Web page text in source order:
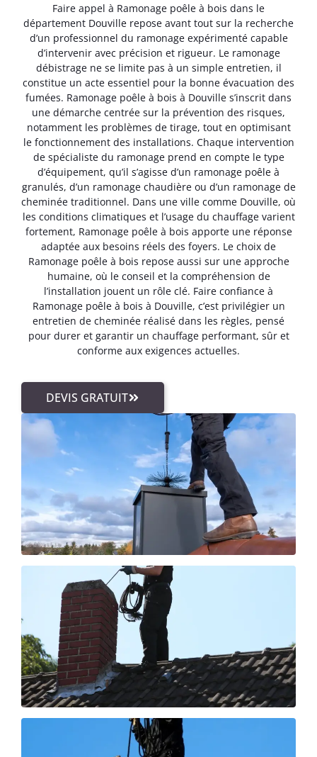
Faire appel à Ramonage poêle à bois dans le
département Douville repose avant tout sur la recherche
d’un professionnel du ramonage expérimenté capable
d’intervenir avec précision et rigueur. Le ramonage
débistrage ne se limite pas à un simple entretien, il
constitue un acte essentiel pour la bonne évacuation des
fumées. Ramonage poêle à bois à Douville s’inscrit dans
une démarche centrée sur la prévention des risques,
notamment les problèmes de tirage, tout en optimisant
le fonctionnement des installations. Chaque intervention
de spécialiste du ramonage prend en compte le type
d’équipement, qu’il s’agisse d’un ramonage poêle à
granulés, d’un ramonage chaudière ou d’un ramonage de
cheminée traditionnel. Dans une ville comme Douville, où
les conditions climatiques et l’usage du chauffage varient
fortement, Ramonage poêle à bois apporte une réponse
adaptée aux besoins réels des foyers. Le choix de
Ramonage poêle à bois repose aussi sur une approche
humaine, où le conseil et la compréhension de
l’installation jouent un rôle clé. Faire confiance à
Ramonage poêle à bois à Douville, c’est privilégier un
entretien de cheminée réalisé dans les règles, pensé
pour durer et garantir un chauffage performant, sûr et
conforme aux exigences actuelles.
DEVIS GRATUIT